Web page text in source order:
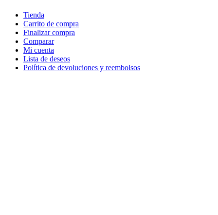
Tienda
Carrito de compra
Finalizar compra
Comparar
Mi cuenta
Lista de deseos
Política de devoluciones y reembolsos